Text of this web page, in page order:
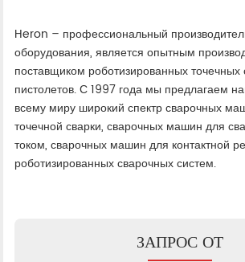
Heron – профессиональный
оборудования, является опытным
поставщиком роботизированных точечных
пистолетов. С 1997 года мы предлагаем
всему миру широкий спектр сварочных
точечной сварки, сварочных машин для
током, сварочных машин для контактной
роботизированных сварочных систем.
ЗАПРОС ОТ